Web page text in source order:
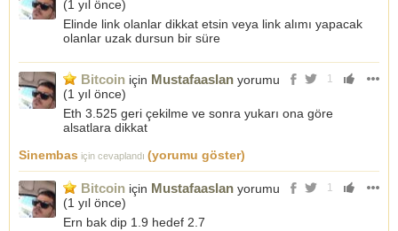
(1 yıl önce)
Elinde link olanlar dikkat etsin veya link alımı yapacak
olanlar uzak dursun bir süre
1
Bitcoin için Mustafaaslan yorumu
(1 yıl önce)
Eth 3.525 geri çekilme ve sonra yukarı ona göre
alsatlara dikkat
Sinembas için cevaplandı (yorumu göster)
1
Bitcoin için Mustafaaslan yorumu
(1 yıl önce)
Ern bak dip 1.9 hedef 2.7